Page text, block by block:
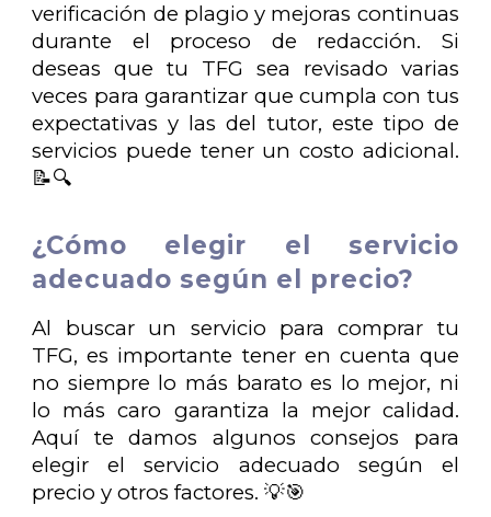
verificación de plagio y mejoras continuas
durante el proceso de redacción. Si
deseas que tu TFG sea revisado varias
veces para garantizar que cumpla con tus
expectativas y las del tutor, este tipo de
servicios puede tener un costo adicional.
📝🔍
¿Cómo elegir el servicio
adecuado según el precio?
Al buscar un servicio para comprar tu
TFG, es importante tener en cuenta que
no siempre lo más barato es lo mejor, ni
lo más caro garantiza la mejor calidad.
Aquí te damos algunos consejos para
elegir el servicio adecuado según el
precio y otros factores. 💡🎯